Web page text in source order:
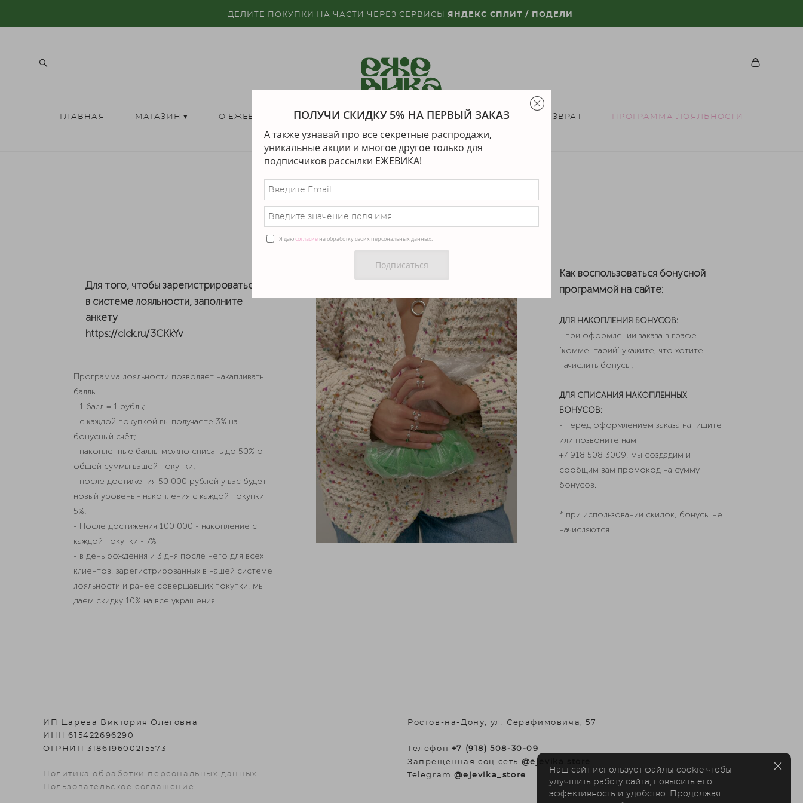
ДЕЛИТЕ ПОКУПКИ НА ЧАСТИ ЧЕРЕЗ СЕРВИСЫ ЯНДЕКС СПЛИТ / ПОДЕЛИ
ГЛАВНАЯ МАГАЗИН ▾ О ЕЖЕВИКЕ ДИЗАЙНЕРЫ ДОСТАВКА ГАРАНТИЯ И ВОЗВРАТ ПРОГРАММА ЛОЯЛЬНОСТИ
ПРОГРАММА ЛОЯЛЬНОСТИ
Для того, чтобы зарегистрироваться
в системе лояльности, заполните
анкету
https://clck.ru/3CKkYv
Программа лояльности позволяет накапливать
баллы.
- 1 балл = 1 рубль;
- с каждой покупкой вы получаете 3% на
бонусный счёт;
- накопленные баллы можно списать до 50% от
общей суммы вашей покупки;
- после достижения 50 000 рублей у вас будет
новый уровень - накопления с каждой покупки
5%;
- После достижения 100 000 - накопление с
каждой покупки - 7%
- в день рождения и 3 дня после него для всех
клиентов, зарегистрированных в нашей системе
лояльности и ранее совершавших покупки, мы
даем скидку 10% на все украшения.
Как воспользоваться бонусной
программой на сайте:
ДЛЯ НАКОПЛЕНИЯ БОНУСОВ:
- при оформлении заказа в графе
"комментарий" укажите, что хотите
начислить бонусы;
ДЛЯ СПИСАНИЯ НАКОПЛЕННЫХ
БОНУСОВ:
- перед оформлением заказа напишите
или позвоните нам
+7 918 508 3009, мы создадим и
сообщим вам промокод на сумму
бонусов.
* при использовании скидок, бонусы не
начисляются
ИП Царева Виктория Олеговна
ИНН 615422696290
ОГРНИП 318619600215573
Политика обработки персональных данных
Пользовательское соглашение
Ростов-на-Дону, ул. Серафимовича, 57
Телефон +7 (918) 508-30-09
Запрещенная соц.сеть @ejevika.store
Telegram @ejevika_store
Наш сайт использует файлы cookie чтобы
улучшить работу сайта, повысить его
эффективность и удобство. Продолжая
ПОЛУЧИ СКИДКУ 5% НА ПЕРВЫЙ ЗАКАЗ
А также узнавай про все секретные распродажи,
уникальные акции и многое другое только для
подписчиков рассылки ЕЖЕВИКА!
Я даюсогласие на обработку своих персональных данных.